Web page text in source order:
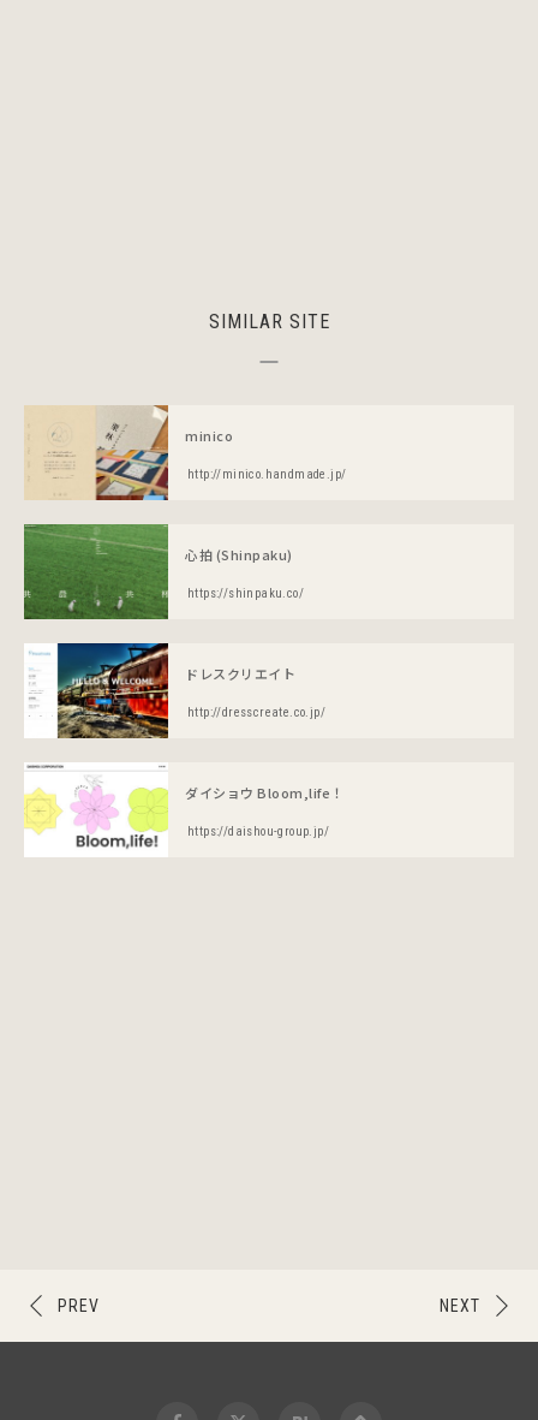
SIMILAR SITE
minico
http://minico.handmade.jp/
心拍 (Shinpaku)
https://shinpaku.co/
ドレスクリエイト
http://dresscreate.co.jp/
ダイショウ Bloom,life！
https://daishou-group.jp/
NEXT
PREV